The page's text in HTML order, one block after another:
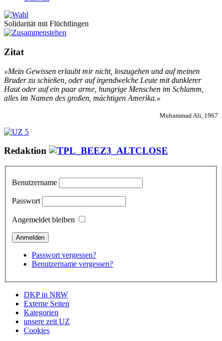
Solidarität mit Flüchtlingen
Zitat
»Mein Gewissen erlaubt mir nicht, loszugehen und auf meinen
Bruder zu schießen, oder auf irgendwelche Leute mit dunklerer
Haut oder auf ein paar arme, hungrige Menschen im Schlamm,
alles im Namen des großen, mächtigen Amerika.«
Muhammad Ali, 1967
Redaktion
Benutzername
Passwort
Angemeldet bleiben
Passwort vergessen?
Benutzername vergessen?
DKP in NRW
Externe Seiten
Kategorien
unsere zeit UZ
Cookies